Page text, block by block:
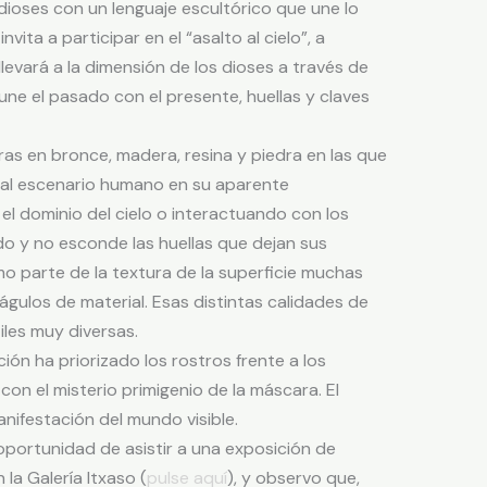
con un lenguaje escultórico que une lo
a participar en el “asalto al cielo”, a
a la dimensión de los dioses a través de
el pasado con el presente, huellas y claves
en bronce, madera, resina y piedra en las que
escenario humano en su aparente
dominio del cielo o interactuando con los
y no esconde las huellas que dejan sus
parte de la textura de la superficie muchas
de material. Esas distintas calidades de
muy diversas.
ha priorizado los rostros frente a los
el misterio primigenio de la máscara. El
del mundo visible.
de asistir a una exposición de
la Galería Itxaso (pulse aquí), y observo que,